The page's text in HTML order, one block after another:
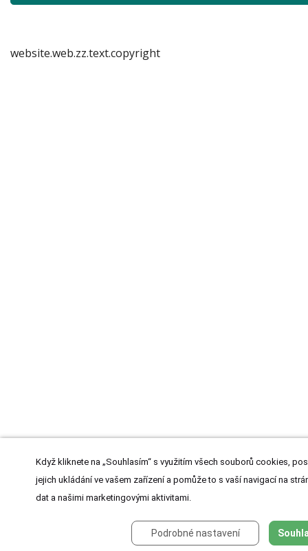
website.web.zz.text.copyright
Když kliknete na „Souhlasím“ s využitím všech souborů cookies,
jejich ukládání ve vašem zařízení a pomůže to s vaší navigací na
dat a našimi marketingovými aktivitami.
Podrobné nastavení